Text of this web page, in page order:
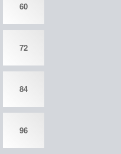
60
72
84
96